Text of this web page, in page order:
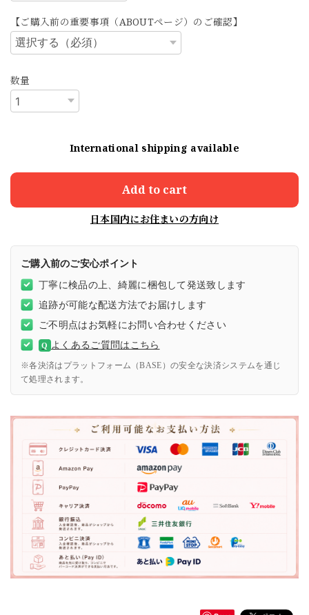
【ご購入前の重要事項（ABOUTページ）のご確認】
数量
International shipping available
Add to cart
日本国内にお住まいの方向け
ご購入前のご安心ポイント
丁寧に検品の上、綺麗に梱包して発送致します
追跡が可能な配送方法でお届けします
ご不明点はお気軽にお問い合わせください
Q よくあるご質問はこちら
※各決済はプラットフォーム（BASE）の安全な決済システムを通じ
て処理されます。